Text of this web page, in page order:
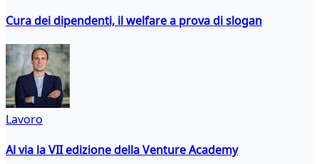
Cura dei dipendenti, il welfare a prova di slogan
Lavoro
Al via la VII edizione della Venture Academy